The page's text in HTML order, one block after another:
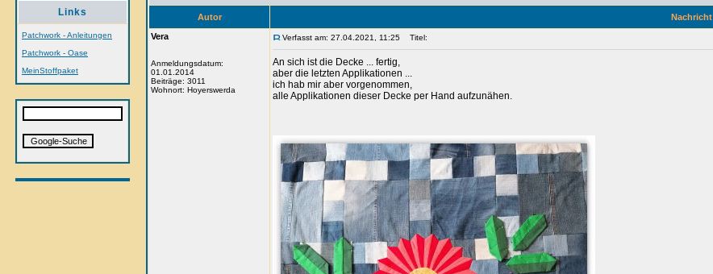
Links
Patchwork - Anleitungen
Patchwork - Oase
MeinStoffpaket
Autor
Nachricht
Vera
Anmeldungsdatum:
01.01.2014
Beiträge: 3011
Wohnort: Hoyerswerda
Verfasst am: 27.04.2021, 11:25 Titel:
An sich ist die Decke ... fertig,
aber die letzten Applikationen ...
ich hab mir aber vorgenommen,
alle Applikationen dieser Decke per Hand aufzunähen.